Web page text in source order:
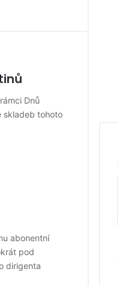
Dnů
skladeb tohoto
abonentní
pod
dirigenta